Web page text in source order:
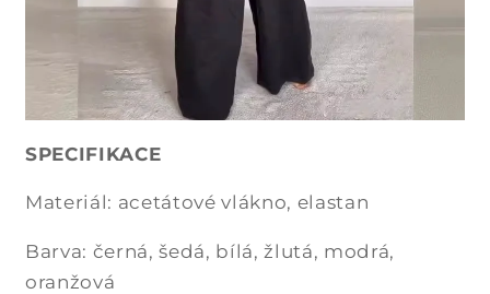
SPECIFIKACE
Materiál: acetátové vlákno, elastan
Barva: černá, šedá, bílá, žlutá, modrá,
oranžová